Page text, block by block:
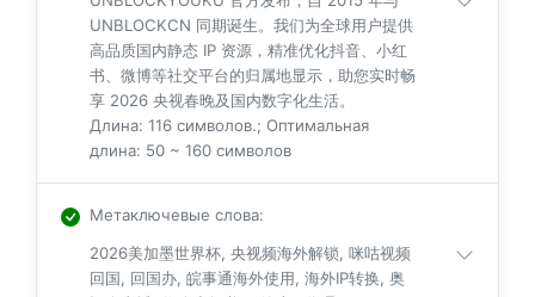
UNBLOCKCN 同期诞生。我们为全球用户提供
高品质国内静态 IP 资源，精准优化抖音、小红
书、微博等社交平台的归属地显示，助您实时畅
享 2026 央视春晚及国内数字化生活。
Длина: 116 символов.; Оптимальная
длина: 50 ~ 160 символов
Метаключевые слова:
2026美加墨世界杯, 央视频海外解锁, 咪咕视频
回国, 回国办, 皖事通海外使用, 海外IP转换, 奥